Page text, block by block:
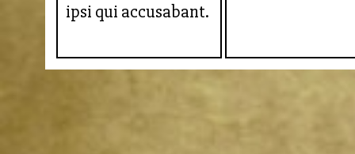
ipsi qui accusabant.